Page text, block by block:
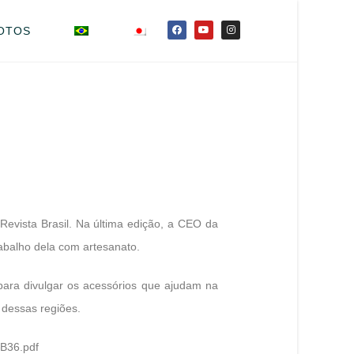
Brasil. Na última edição, a CEO da
dela com artesanato.
divulgar os acessórios que ajudam na
regiões.